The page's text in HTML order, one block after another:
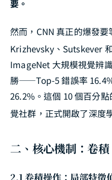
要。
然而，CNN 真正的爆發要
Krizhevsky、Sutskever
ImageNet 大規模視覺辨
勝——Top-5 錯誤率
26.2%。這個 10 個百分
覺社群，正式開啟了深度
二、核心機制：卷
2.1 卷積操作：局部特徵